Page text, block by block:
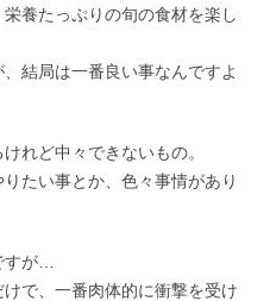
養たっぷりの旬の食材を楽し
結局は一番良い事なんですよ
れど中々できないもの。
たい事とか、色々事情があり
が…
で、一番肉体的に衝撃を受け